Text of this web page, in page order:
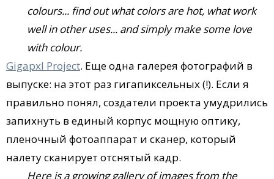
colours... find out what colors are hot, what work
well in other uses... and simply make some love
with colour.
Gigapxl Project. Еще одна галерея фотографий в
выпуске: на этот раз гигапиксельных (!). Если я
правильно понял, создатели проекта умудрились
запихнуть в единый корпус мощную оптику,
пленочный фотоаппарат и сканер, который
налету сканирует отснятый кадр.
Here is a growing gallery of images from the